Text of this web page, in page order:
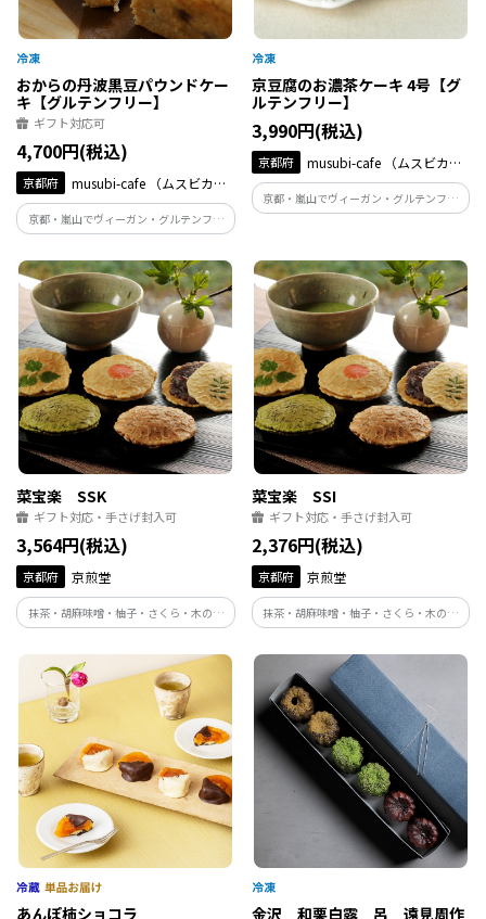
おからの丹波黒豆パウンドケー
キ【グルテンフリー】
ギフト対応可
4,700円(税込)
京都府
musubi-cafe （ムスビカフ
ェ）
京都・嵐山でヴィーガン・グルテンフリ
ースイーツを作るmusubi-cafeの一番人気
商品です。卵・乳、小麦等は使わず、京都
産の豆腐をフィリングに使用した、ヘル
シーな一品となります。
京豆腐のお濃茶ケーキ 4号【グ
ルテンフリー】
3,990円(税込)
京都府
musubi-cafe （ムスビカフ
ェ）
京都・嵐山でヴィーガン・グルテンフリ
ースイーツを作るmusubi-cafeの定番商
に使用した、テリーヌケーキをお楽しみ
ください。
菜宝楽 SSK
ギフト対応・手さげ封入可
3,564円(税込)
京都府 京煎堂
抹茶・胡麻味噌・柚子・さくら・木の芽
など人気のうす焼き煎餅の間に小倉餡・
柚子餡・栗餡の３種を挟みしっとりとし
た食感に仕上げました。
菜宝楽 SSI
ギフト対応・手さげ封入可
2,376円(税込)
京都府 京煎堂
抹茶・胡麻味噌・柚子・さくら・木の芽
など人気のうす焼き煎餅の間に小倉餡・
柚子餡・栗餡の３種を挟みしっとりとし
た食感に仕上げました。
あんぽ柿ショコラ 金沢 和栗白露 呂 遠見周作